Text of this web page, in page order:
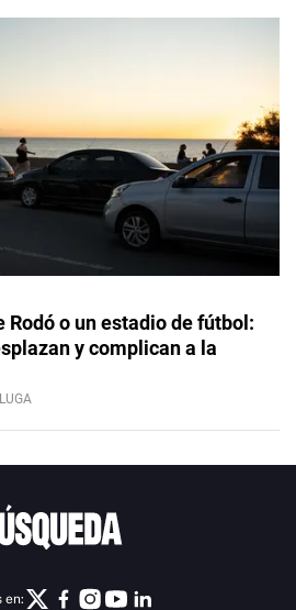
Rodó o un estadio de fútbol:
y complican a la
en: